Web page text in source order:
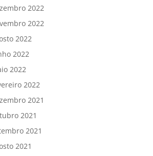
2022
2022
2022
2022
2022
2022
2021
2021
2021
2021